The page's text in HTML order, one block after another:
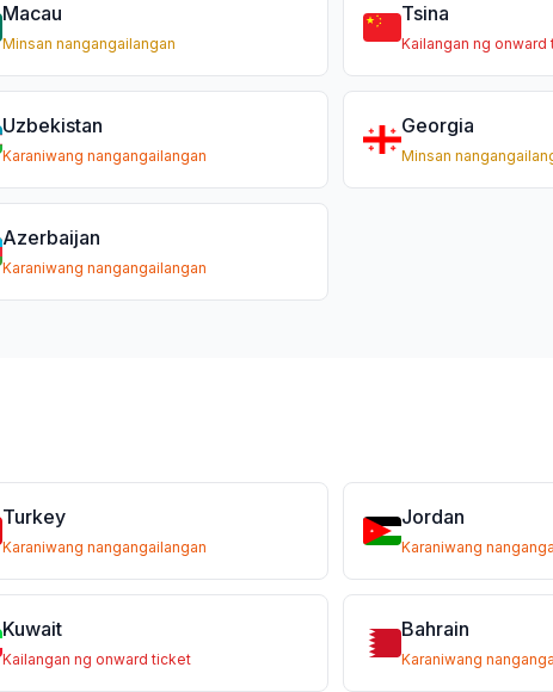
Macau
Minsan nangangailangan
Tsina
Kailangan ng onward
Uzbekistan
Karaniwang nangangailangan
Georgia
Minsan
Azerbaijan
Karaniwang nangangailangan
Turkey
Karaniwang nangangailangan
Jordan
Karaniwang
Kuwait
Kailangan ng onward ticket
Bahrain
Karaniwang